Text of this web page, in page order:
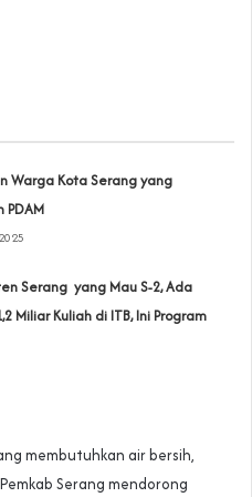
Warga Kota Serang yang
Serang yang Mau S-2, Ada
Miliar Kuliah di ITB, Ini Program
membutuhkan air bersih,
Serang mendorong